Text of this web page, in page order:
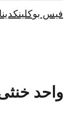
فیس بوکلینکدین
واحد